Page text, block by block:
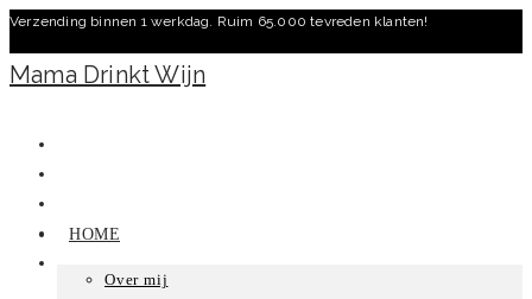
Ga
naar
inhoud
Verzending binnen 1 werkdag. Ruim 65.000 tevreden klanten!
Mama Drinkt Wijn
HOME
Over mij